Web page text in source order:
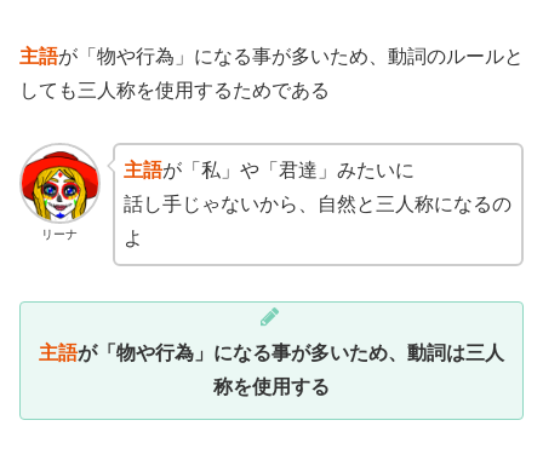
主語が「物や行為」になる事が多いため、動詞のルールと
しても三人称を使用するためである
リーナ
主語が「私」や「君達」みたいに
話し手じゃないから、自然と三人称になるの
よ
主語が「物や行為」になる事が多いため、動詞は三人
称を使用する